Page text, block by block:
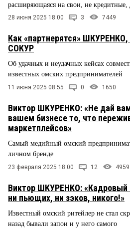
расширяющаяся на свои, не кредитные,
28 июня 2025 18:00 3 7449
Как «партнерятся»
СОКУР
Об удачных и неудачных кейсах
известных омских предпринимателей
11 июня 2025 08:55 0 1650
Виктор ШКУРЕНКО: «Не дай
вашем бизнесе то, что
маркетплейсов»
Самый медийный омский
личном бренде
23 февраля 2025 18:00 12 4959
Виктор ШКУРЕНКО: «Кадровый
ни пьющих, ни зэков, никого!»
Известный омский ритейлер не стал
назад бывали запои и у него самого